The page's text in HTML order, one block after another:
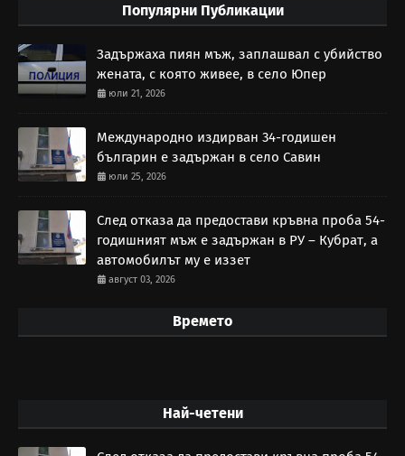
Популярни Публикации
Задържаха пиян мъж, заплашвал с убийство
жената, с която живее, в село Юпер
юли 21, 2026
Международно издирван 34-годишен
българин е задържан в село Савин
юли 25, 2026
След отказа да предостави кръвна проба 54-
годишният мъж е задържан в РУ – Кубрат, а
автомобилът му е иззет
август 03, 2026
Времето
Най-четени